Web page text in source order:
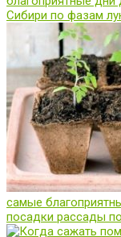
Сибири по фазам
самые
посадки рассады